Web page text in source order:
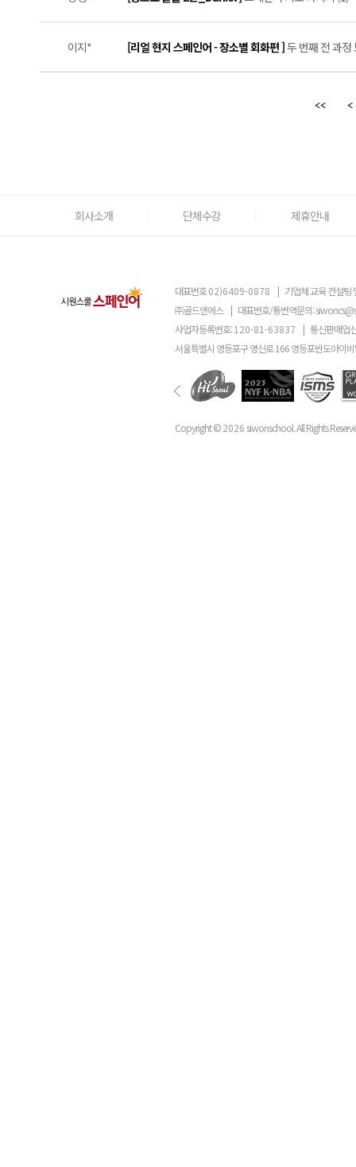
이지* [리얼 현지 스페인어 - 장소별 회화편 ]두 번째 전 과정
회사소개 단체수강 제휴안내
대표번호02)6409-0878 | 기업체 교육 컨설팅
㈜골드앤에스 | 대표번호/통번역문의:
사업자등록번호:120-81-63837 | 통신판매업
서울특별시 영등포구 영신로 166 영등포반도아이
Copyright ©2026 siwonschool. All Rights